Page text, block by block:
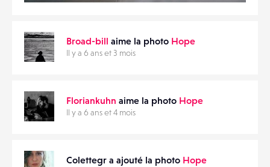
Broad-bill aime la photo Hope
Il y a 6 ans et 3 mois
Floriankuhn aime la photo Hope
Il y a 6 ans et 4 mois
Colettegr a ajouté la photo Hope